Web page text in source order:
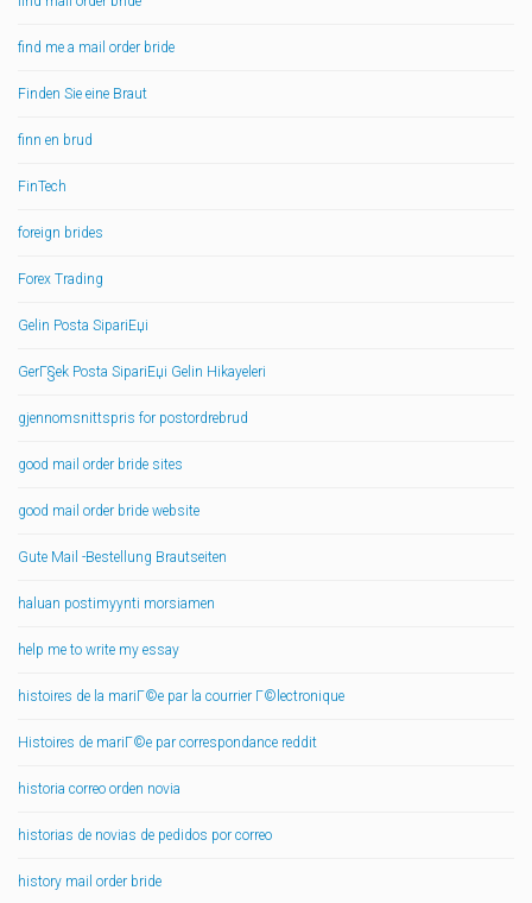
find me a mail order bride
Finden Sie eine Braut
finn en brud
FinTech
foreign brides
Forex Trading
Gelin Posta SipariЕџi
GerГ§ek Posta SipariЕџi Gelin Hikayeleri
gjennomsnittspris for postordrebrud
good mail order bride sites
good mail order bride website
Gute Mail -Bestellung Brautseiten
haluan postimyynti morsiamen
help me to write my essay
histoires de la mariГ©e par la courrier Г©lectronique
Histoires de mariГ©e par correspondance reddit
historia correo orden novia
historias de novias de pedidos por correo
history mail order bride